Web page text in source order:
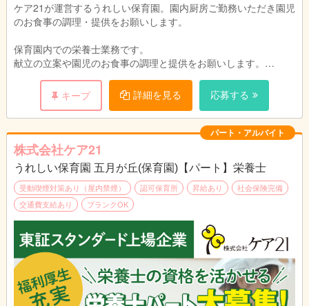
ケア21が運営するうれしい保育園。園内厨房ご勤務いただき園児
のお食事の調理・提供をお願いします。
保育園内での栄養士業務です。
献立の立案や園児のお食事の調理と提供をお願いします。
園児や保育スタッフと顔を合わせる事ができるので、ご意見
をすぐに料理に反映でき、調理人としてスキルアップも期待でき
キープ 詳細を見る 応募する
パート・アルバイト
株式会社ケア21
うれしい保育園 五月が丘(保育園)【パート】栄養士
受動喫煙対策あり（屋内禁煙） 認可保育所 昇給あり
社会保険完備
交通費支給あり
ブランクOK